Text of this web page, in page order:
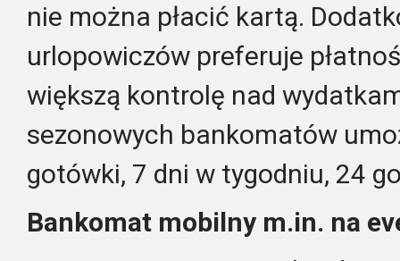
nie można płacić kartą.
urlopowiczów preferuje
większą kontrolę nad wydat
sezonowych bankomatów
gotówki, 7 dni w tygodniu, 24
Bankomat mobilny m.in. na